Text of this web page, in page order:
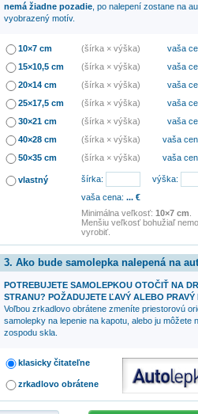
nemá žiadne pozadie, po nalepení zostane na
vyobrazený motív.
10×7 cm (šírka × výška) vaša
15×10,5 cm
(šírka × výška) vaša
20×14 cm
(šírka × výška) vaša
25×17,5 cm
(šírka × výška) vaša
30×21 cm
(šírka × výška) vaša
40×28 cm
(šírka × výška) vaša
50×35 cm
(šírka × výška) vaša
vlastný šírka: výška:
vaša cena: ...€
Minimálna veľkosť: 10×7 cm
Menšiu veľkosť bohužiaľ
vyrobiť.
3. Ako bude samolepka nalepená na
POTREBUJETE SAMOLEPKOU OTOČIŤ NA
STRANU? POŽADUJETE ĽAVÝ ALEBO PRAVÝ
Voľbou zrkadlovo obrátene zmeníte priestorovú
samolepky na lepenie na kapotu, alebo ju môžete
zospodu skla.
klasicky čitateľne
zrkadlovo obrátene